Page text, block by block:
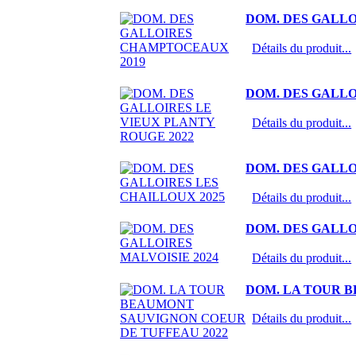
DOM. DES
Détails du produit...
DOM. DES
Détails du produit...
DOM. DES
Détails du produit...
DOM. DES
Détails du produit...
DOM. LA TOUR
Détails du produit...